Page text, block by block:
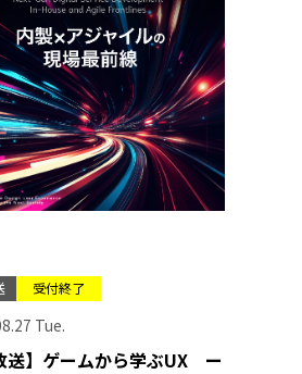
受付終了
Tue.
送】ゲームから学ぶUX ー